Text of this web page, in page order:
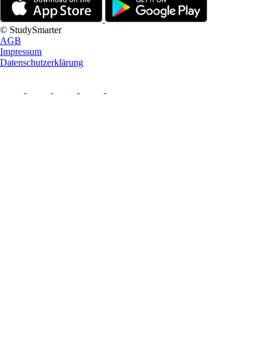
© StudySmarter
AGB
Impressum
Datenschutzerklärung